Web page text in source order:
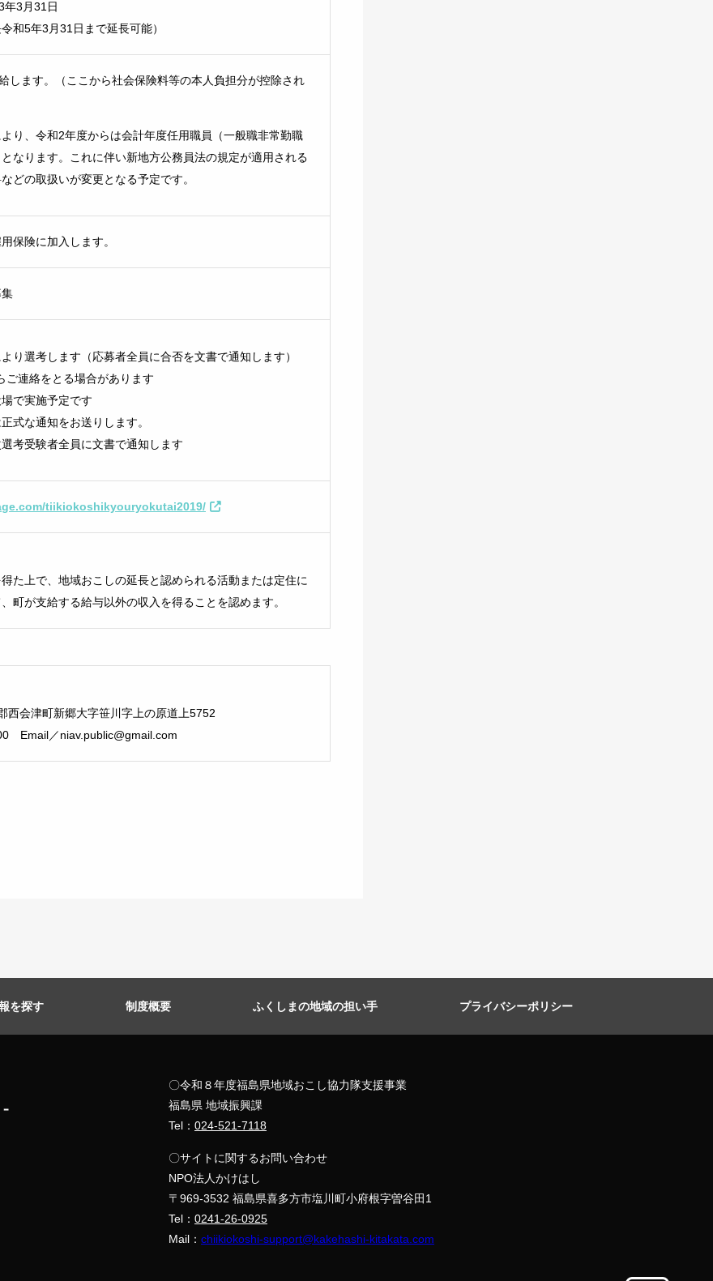
年3月31日
和5年3月31日まで延長可能）
します。（ここから社会保険料等の本人負担分が控除され
り、令和2年度からは会計年度任用職員（一般職非常勤職
なります。これに伴い新地方公務員法の規定が適用される
どの取扱いが変更となる予定です。
保険に加入します。
り選考します（応募者全員に合否を文書で通知します）
連絡をとる場合があります
で実施予定です
式な通知をお送りします。
考受験者全員に文書で通知します
tiikiokoshikyouryokutai2019/
た上で、地域おこしの延長と認められる活動または定住に
町が支給する給与以外の収入を得ることを認めます。
西会津町新郷大字笹川字上の原道上5752
Email／niav.public@gmail.com
を探す 制度概要 ふくしまの地域の担い手 プライバシーポリシー
〇令和８年度福島県地域おこし協力隊支援事業
福島県 地域振興課
Tel： 024-521-7118
〇サイトに関するお問い合わせ
NPO法人かけはし
〒969-3532 福島県喜多方市塩川町小府根字曽谷田1
Tel： 0241-26-0925
Mail： chiikiokoshi-support@kakehashi-kitakata.com